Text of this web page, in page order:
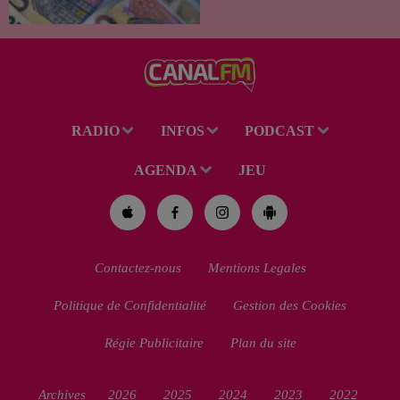
RADIO INFOS PODCAST
AGENDA JEU
Contactez-nous Mentions Legales
Politique de Confidentialité Gestion des Cookies
Régie Publicitaire Plan du site
Archives 2026 2025 2024 2023 2022